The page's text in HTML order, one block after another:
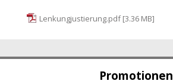
Promotionen
Lenkungjustierung.pdf [3.36 MB]